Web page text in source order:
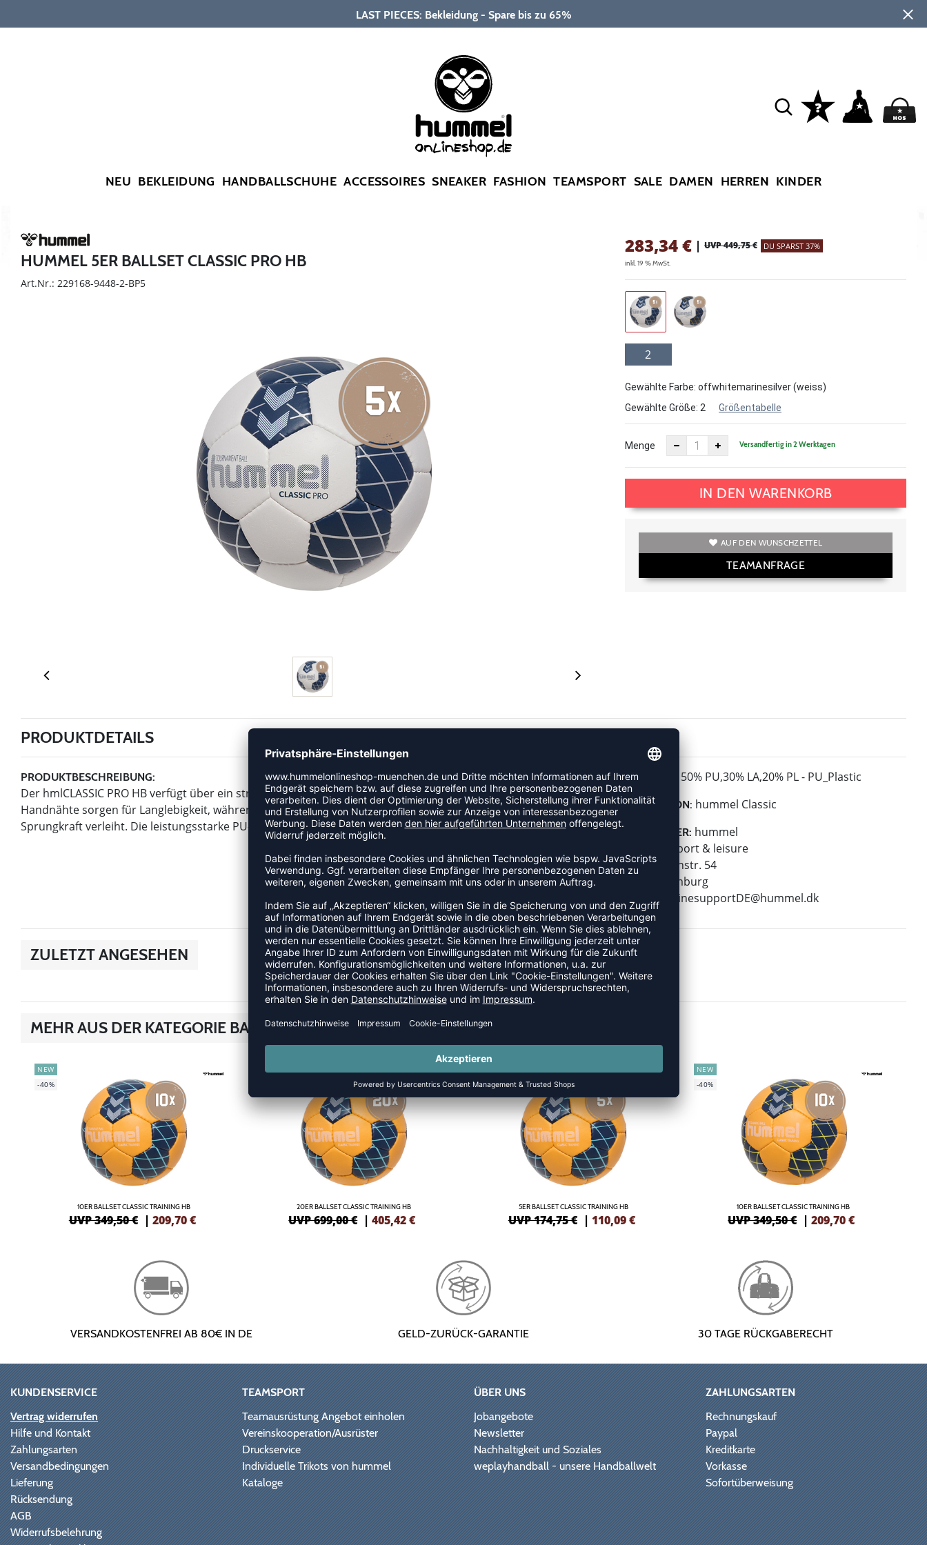
LAST PIECES: Bekleidung - Spare bis zu 65%
NEU BEKLEIDUNG HANDBALLSCHUHE ACCESSOIRES SNEAKER FASHION TEAMSPORT SALE DAMEN HERREN KINDER
HUMMEL 5ER BALLSET CLASSIC PRO HB
Art.Nr.: 229168-9448-2-BP5
283,34€ | UVP 449,75 € DU SPARST 37%
inkl. 19 % MwSt.
2
Gewählte Farbe: offwhitemarinesilver (weiss)
Gewählte Größe: 2 Größentabelle
Menge Versandfertig in 2 Werktagen
IN DEN WARENKORB
AUF DEN WUNSCHZETTEL
TEAMANFRAGE
PRODUKTDETAILS
PRODUKTBESCHREIBUNG:
Der hmlCLASSIC PRO HB verfügt über ein strukturiertes Obermaterial für maximale Kontrolle und Flug. Präzise
Handnähte sorgen für Langlebigkeit, während die gewickelte Blase ein Überpumpen verhindert und zusätzlichen
Sprungkraft verleiht. Die leistungsstarke PU-Hülle ist für den Einsatz mit Harz geeignet.
MATERIAL: 50% PU,30% LA,20% PL - PU_Plastic
KOLLEKTION: hummel Classic
HERSTELLER: hummel
hummel sport & leisure
Leverkusenstr. 54
22761 Hamburg
E-Mail:
onlinesupportDE@hummel.dk
ZULETZT ANGESEHEN
MEHR AUS DER KATEGORIE BALLSETS
NEW
-40%
10ER BALLSET CLASSIC TRAINING HB
UVP 349,50 € | 209,70€
NEW
20ER BALLSET CLASSIC TRAINING HB
UVP 699,00 € |405,42€
-37%
5ER BALLSET CLASSIC TRAINING HB
UVP 174,75 € | 110,09€
NEW
-40%
10ER BALLSET CLASSIC TRAINING HB
UVP 349,50 € |209,70€
VERSANDKOSTENFREI AB 80€ IN DE GELD-ZURÜCK-GARANTIE 30 TAGE RÜCKGABERECHT
KUNDENSERVICE
Vertrag widerrufen
Hilfe und Kontakt
Zahlungsarten
Versandbedingungen
Lieferung
Rücksendung
AGB
Widerrufsbelehrung
TEAMSPORT
Teamausrüstung Angebot einholen
Vereinskooperation/Ausrüster
Druckservice
Individuelle Trikots von hummel
Kataloge
ÜBER UNS
Jobangebote
Newsletter
Nachhaltigkeit und Soziales
weplayhandball - unsere Handballwelt
ZAHLUNGSARTEN
Rechnungskauf
Paypal
Kreditkarte
Vorkasse
Sofortüberweisung